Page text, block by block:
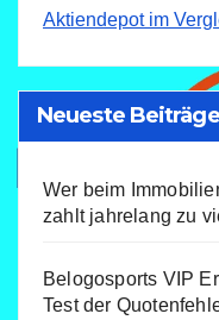
Aktiendepot im
Neueste Beiträge
Wer beim
zahlt jahrelang zu
Belogosports VIP
Test der